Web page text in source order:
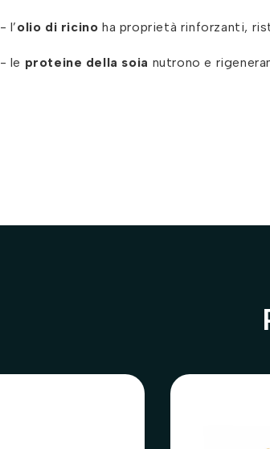
- l’olio di ricino ha proprietà rinforzanti,
- le proteine della soia nutrono e